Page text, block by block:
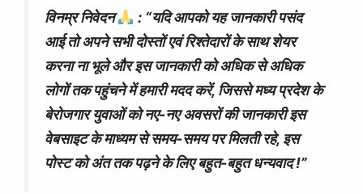
विनम्र निवेदन
: “यदि आपको यह जानकारी पसंद
आई तो अपने सभी दोस्तों एवं रिश्तेदारों के साथ शेयर
करना ना भूले और इस जानकारी को अधिक से अधिक
लोगों तक पहुंचने में हमारी मदद करें, जिससे मध्य प्रदेश के
बेरोजगार युवाओं को नए-नए अवसरों की जानकारी इस
वेबसाइट के माध्यम से समय-समय पर मिलती रहे, इस
पोस्ट को अंत तक पढ़ने के लिए बहुत-बहुत धन्यवाद !”